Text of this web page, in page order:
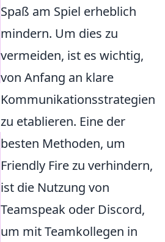
Spaß am Spiel erheblich
mindern. Um dies zu
vermeiden, ist es wichtig,
von Anfang an klare
Kommunikationsstrategien
zu etablieren. Eine der
besten Methoden, um
Friendly Fire zu verhindern,
ist die Nutzung von
Teamspeak oder Discord,
um mit Teamkollegen in